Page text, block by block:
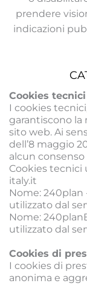
prendere
indicazioni
Cookies
I cookies
garantiscono la
sito web. Ai
dell’8 maggio
alcun consenso
Cookies tecnici
italy.it
Nome: 240plan
utilizzato dal
Nome:
utilizzato dal
Cookies di
I cookies di
anonima e